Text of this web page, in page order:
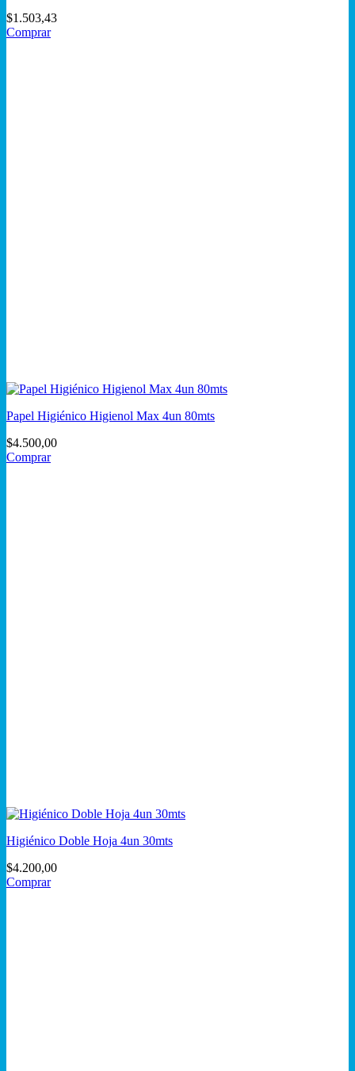
$1.503,43
Comprar
Papel Higiénico Higienol Max 4un 80mts
$4.500,00
Comprar
Higiénico Doble Hoja 4un 30mts
$4.200,00
Comprar